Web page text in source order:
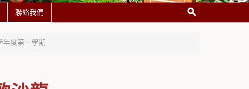
聯絡我們
年度第一學期